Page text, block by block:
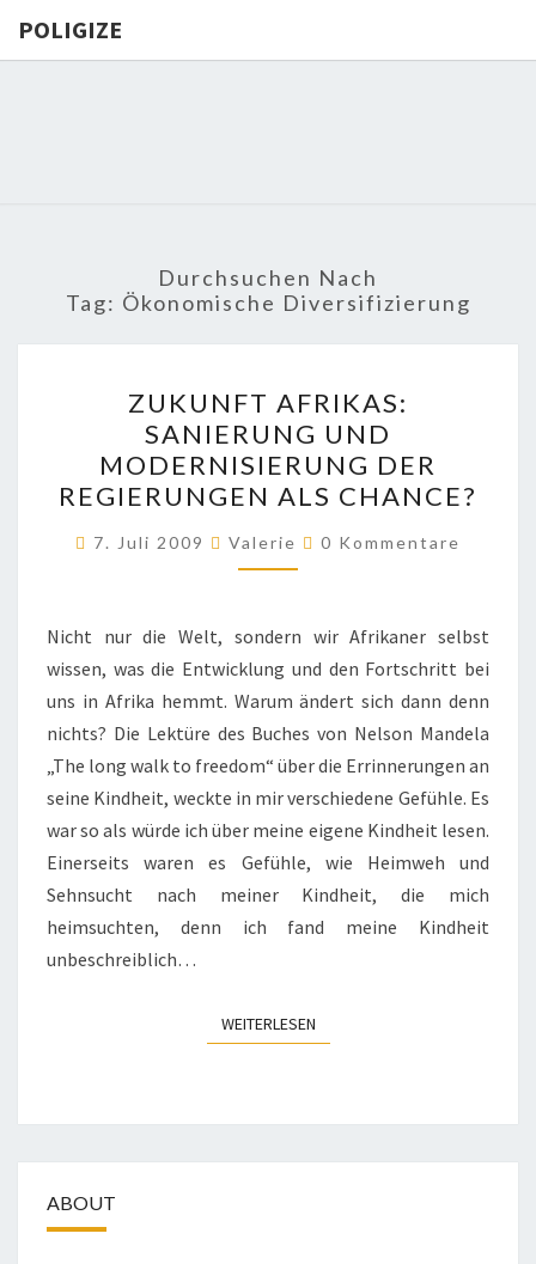
POLIGIZE
Durchsuchen Nach
Tag: Ökonomische Diversifizierung
AFRIKAS:
SANIERUNG
UND
MODERNISIERUNG
DER
REGIERUNGEN
CHANCE?
ZUKUNFT AFRIKAS:
SANIERUNG UND
MODERNISIERUNG DER
REGIERUNGEN ALS CHANCE?
7. Juli 2009 Valerie Kommentare
0 Kommentare
Nicht nur die Welt, sondern wir Afrikaner selbst
wissen, was die Entwicklung und den Fortschritt bei
uns in Afrika hemmt. Warum ändert sich dann denn
nichts? Die Lektüre des Buches von Nelson Mandela
„The long walk to freedom“ über die Errinnerungen an
seine Kindheit, weckte in mir verschiedene Gefühle. Es
war so als würde ich über meine eigene Kindheit lesen.
Einerseits waren es Gefühle, wie Heimweh und
Sehnsucht nach meiner Kindheit, die mich
heimsuchten, denn ich fand meine Kindheit
unbeschreiblich…
WEITERLESENWEITERLESEN
ABOUT